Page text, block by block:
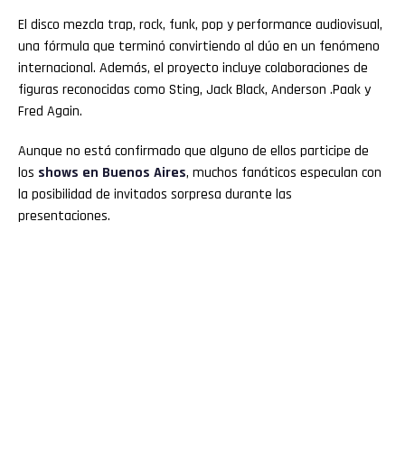
El disco mezcla trap, rock, funk, pop y performance audiovisual,
una fórmula que terminó convirtiendo al dúo en un fenómeno
internacional. Además, el proyecto incluye colaboraciones de
figuras reconocidas como Sting, Jack Black, Anderson .Paak y
Fred Again.
Aunque no está confirmado que alguno de ellos participe de
los shows en Buenos Aires, muchos fanáticos especulan con
la posibilidad de invitados sorpresa durante las
presentaciones.